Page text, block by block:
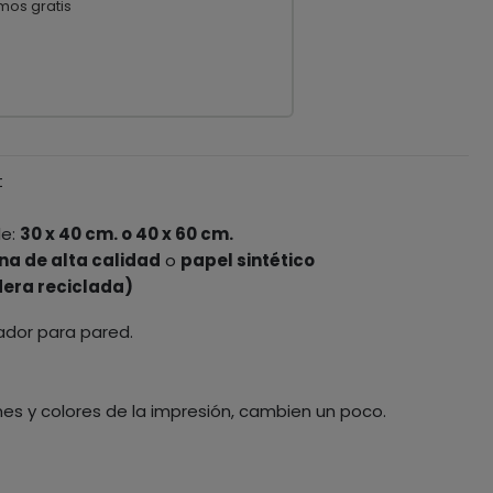
gratis
30 x 40 cm. o 40 x 60 cm.
de alta calidad o papel sintético
reciclada)
para pared.
y colores de la impresión, cambien un poco.